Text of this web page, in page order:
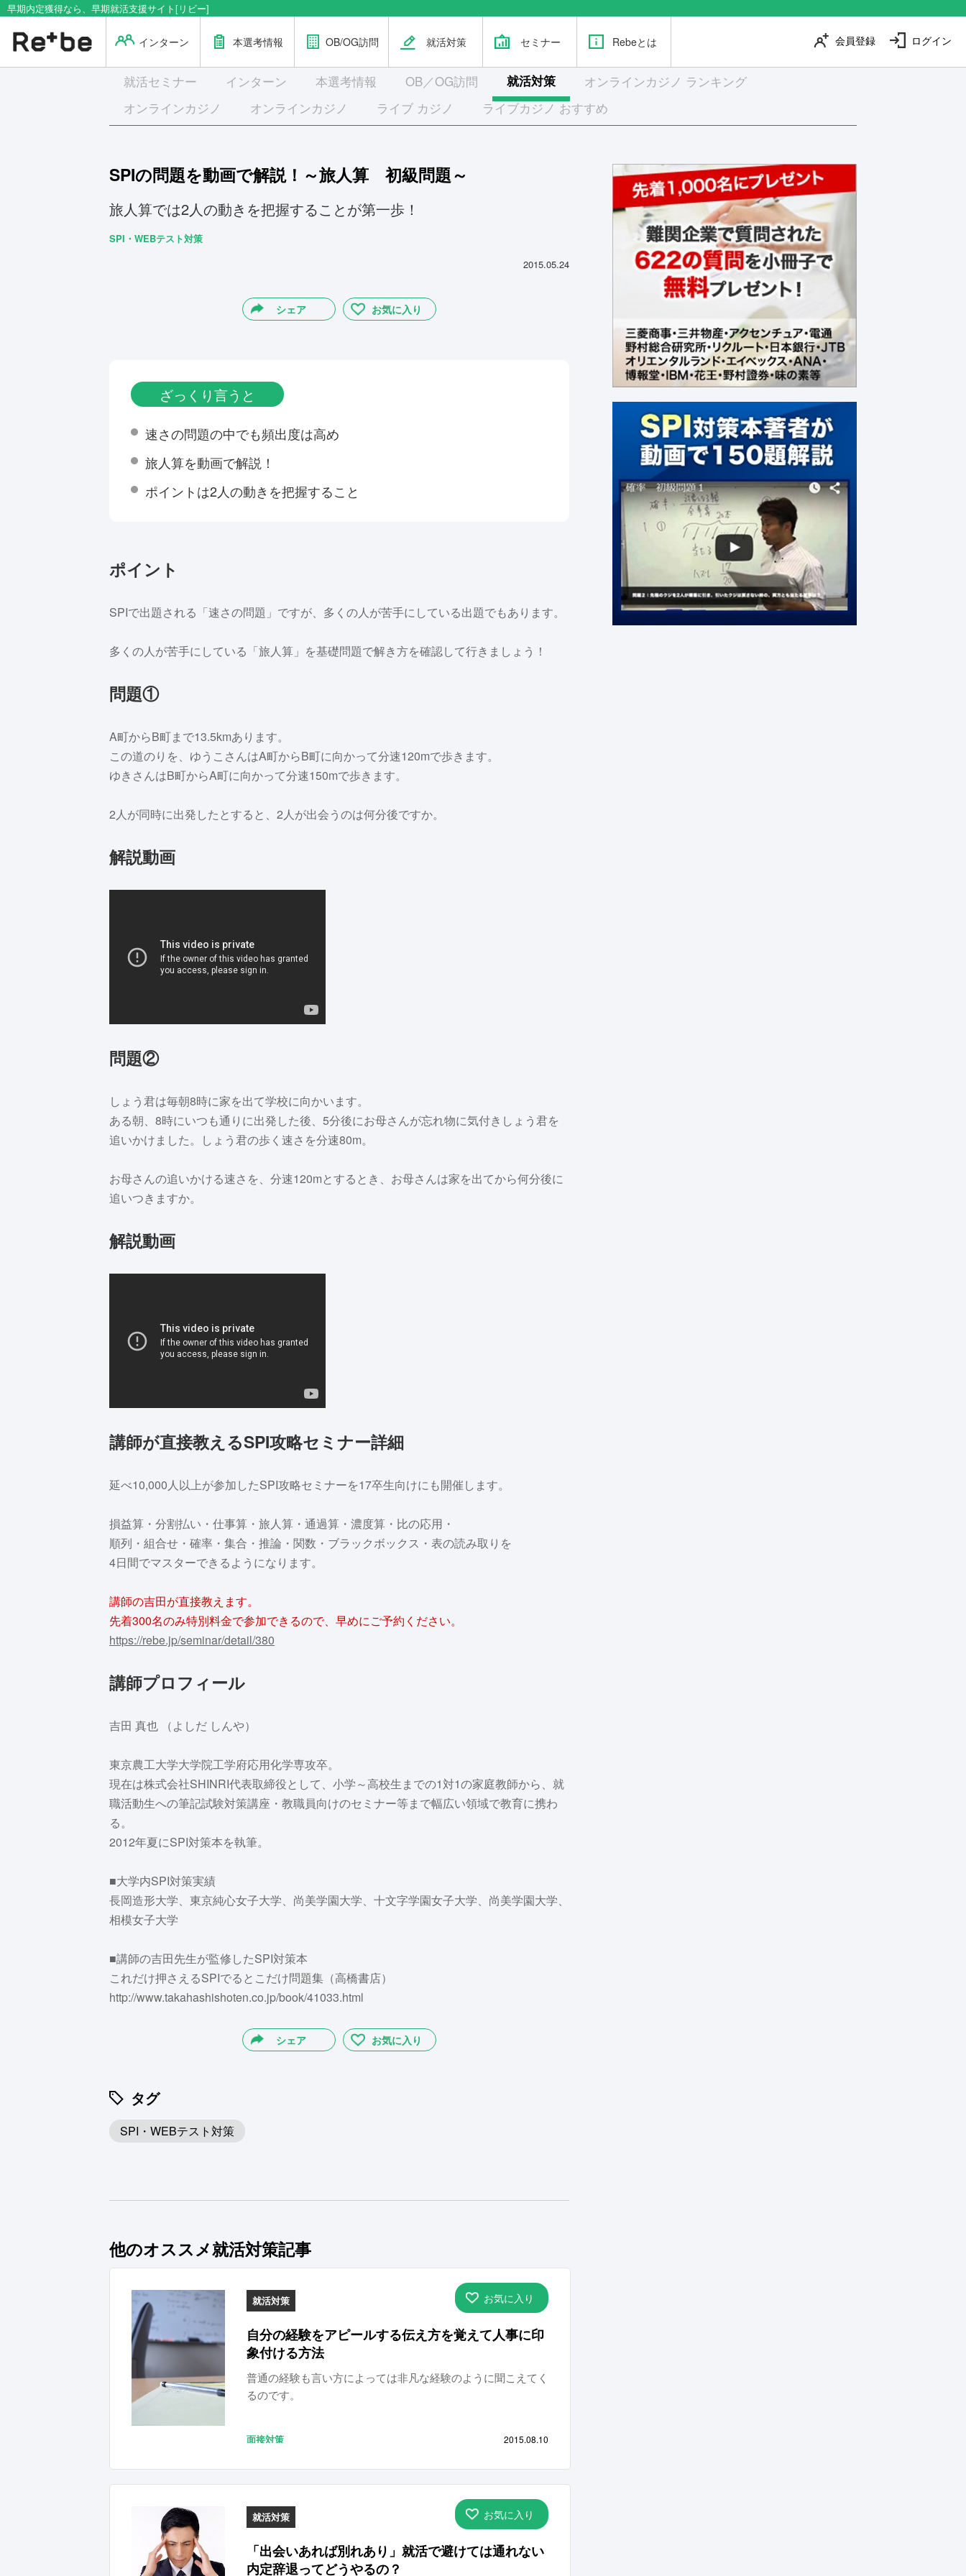
早期内定獲得なら、早期就活支援サイト[リビー]
ログイン
会員登録
インターン 本選考情報 OB/OG訪問 就活対策 セミナー Rebeとは
就活セミナー インターン 本選考情報 OB／OG訪問 就活対策
オンラインカジノ ランキング
オンラインカジノ
オンラインカジノ ライブ カジノ ライブカジノ おすすめ
SPIの問題を動画で解説！～旅人算 初級問題～
旅人算では2人の動きを把握することが第一歩！
SPI・WEBテスト対策
2015.05.24
シェア お気に入り
ざっくり言うと
速さの問題の中でも頻出度は高め
旅人算を動画で解説！
ポイントは2人の動きを把握すること
ポイント
SPIで出題される「速さの問題」ですが、多くの人が苦手にしている出題でもあります。
多くの人が苦手にしている「旅人算」を基礎問題で解き方を確認して行きましょう！
問題①
A町からB町まで13.5kmあります。
この道のりを、ゆうこさんはA町からB町に向かって分速120mで歩きます。
ゆきさんはB町からA町に向かって分速150mで歩きます。
2人が同時に出発したとすると、2人が出会うのは何分後ですか。
解説動画
問題②
しょう君は毎朝8時に家を出て学校に向かいます。
ある朝、8時にいつも通りに出発した後、5分後にお母さんが忘れ物に気付きしょう君を
追いかけました。しょう君の歩く速さを分速80m。
お母さんの追いかける速さを、分速120mとするとき、お母さんは家を出てから何分後に
追いつきますか。
解説動画
講師が直接教えるSPI攻略セミナー詳細
延べ10,000人以上が参加したSPI攻略セミナーを17卒生向けにも開催します。
損益算・分割払い・仕事算・旅人算・通過算・濃度算・比の応用・
順列・組合せ・確率・集合・推論・関数・ブラックボックス・表の読み取りを
4日間でマスターできるようになります。
講師の吉田が直接教えます。
先着300名のみ特別料金で参加できるので、早めにご予約ください。
https://rebe.jp/seminar/detail/380
講師プロフィール
吉田 真也 （よしだ しんや）
東京農工大学大学院工学府応用化学専攻卒。
現在は株式会社SHINRI代表取締役として、小学～高校生までの1対1の家庭教師から、就
職活動生への筆記試験対策講座・教職員向けのセミナー等まで幅広い領域で教育に携わ
る。
2012年夏にSPI対策本を執筆。
■大学内SPI対策実績
長岡造形大学、東京純心女子大学、尚美学園大学、十文字学園女子大学、尚美学園大学、
相模女子大学
■講師の吉田先生が監修したSPI対策本
これだけ押さえるSPIでるとこだけ問題集（高橋書店）
http://www.takahashishoten.co.jp/book/41033.html
シェア お気に入り
タグ
SPI・WEBテスト対策
他のオススメ就活対策記事
お気に入り
就活対策
自分の経験をアピールする伝え方を覚えて人事に印
象付ける方法
普通の経験も言い方によっては非凡な経験のように聞こえてく
るのです。
面接対策 2015.08.10
お気に入り
就活対策
「出会いあれば別れあり」就活で避けては通れない
内定辞退ってどうやるの？